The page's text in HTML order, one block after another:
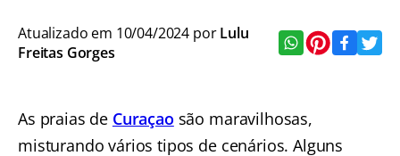
Atualizado em 10/04/2024 porLulu
Freitas Gorges
As praias de Curaçao são maravilhosas,
misturando vários tipos de cenários. Alguns